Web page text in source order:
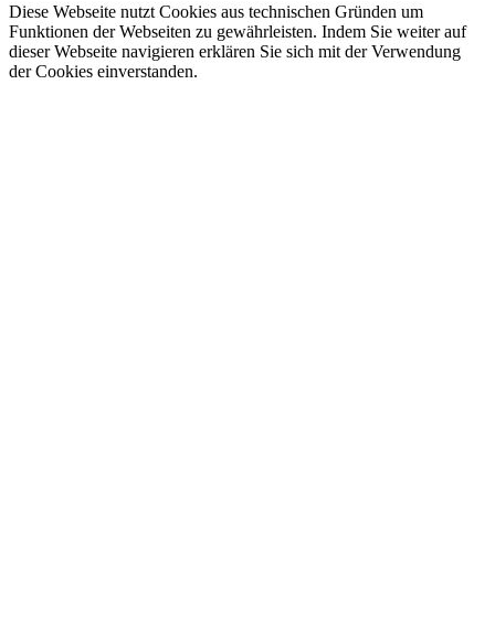
Diese Webseite nutzt Cookies aus technischen Gründen um
Funktionen der Webseiten zu gewährleisten. Indem Sie weiter auf
dieser Webseite navigieren erklären Sie sich mit der Verwendung
der Cookies einverstanden.